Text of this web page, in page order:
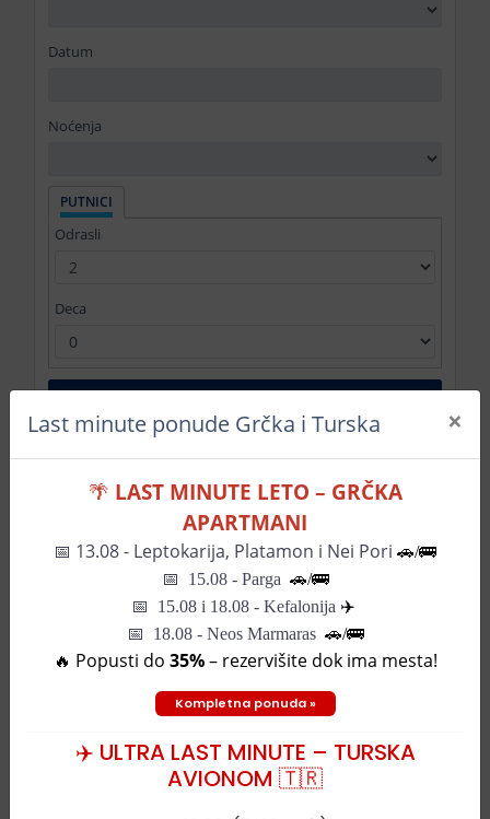
Datum
Noćenja
PUTNICI
Odrasli
Deca
Nema odgovarajućih hotela
Last minute ponude Grčka i Turska ×
🌴 LAST MINUTE LETO – GRČKA
APARTMANI
📅 13.08 - Leptokarija, Platamon i Nei Pori 🚗/🚌
📅 15.08 - Parga 🚗/🚌
📅 15.08 i 18.08 - Kefalonija ✈️
📅 18.08 - Neos Marmaras 🚗/🚌
🔥 Popusti do 35%– rezervišite dok ima mesta!
Kompletna ponuda »
✈️ ULTRA LAST MINUTE – TURSKA
AVIONOM 🇹🇷
Wellness & spa
Evropske metropole
Zimovanje